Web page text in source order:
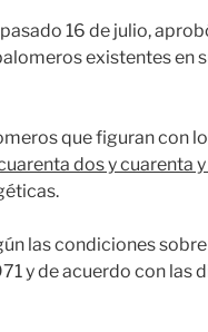
16 de julio,
existentes en
que figuran con
dos y cuarenta
las condiciones
y de acuerdo con las